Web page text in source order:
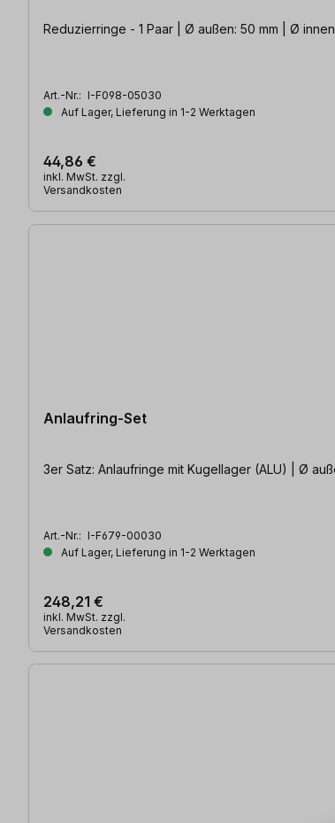
Reduzierringe - 1 Paar | Ø außen: 50 mm | Ø
Art.-Nr.: I-F098-05030
Auf Lager, Lieferung in 1-2 Werktagen
44,86 €
inkl. MwSt. zzgl.
Versandkosten
Anlaufring-Set
3er Satz: Anlaufringe mit Kugellager (ALU) | Ø
Art.-Nr.: I-F679-00030
Auf Lager, Lieferung in 1-2 Werktagen
248,21 €
inkl. MwSt. zzgl.
Versandkosten